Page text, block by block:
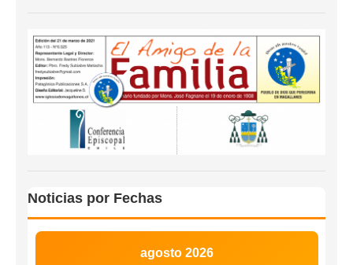
Noticias por Fechas
agosto 2026